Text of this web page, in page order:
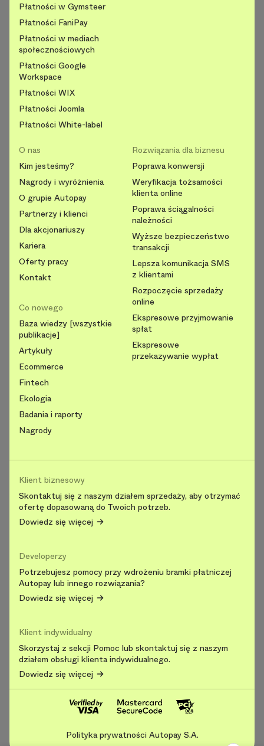
Płatności w Gymsteer
Płatności FaniPay
Płatności w mediach
społecznościowych
Płatności Google
Workspace
Płatności WIX
Płatności Joomla
Płatności White-label
O nas
Kim jesteśmy?
Nagrody i wyróżnienia
O grupie Autopay
Partnerzy i klienci
Dla akcjonariuszy
Kariera
Oferty pracy
Kontakt
Co nowego
Baza wiedzy [wszystkie
publikacje]
Artykuły
Ecommerce
Fintech
Ekologia
Badania i raporty
Nagrody
Rozwiązania dla biznesu
Poprawa konwersji
Weryfikacja tożsamości
klienta online
Poprawa ściągalności
należności
Wyższe bezpieczeństwo
transakcji
Lepsza komunikacja SMS
z klientami
Rozpoczęcie sprzedaży
online
Ekspresowe przyjmowanie
spłat
Ekspresowe
przekazywanie wypłat
Klient biznesowy
Skontaktuj się z naszym działem sprzedaży, aby otrzymać
ofertę dopasowaną do Twoich potrzeb.
Dowiedz się więcej
Developerzy
Potrzebujesz pomocy przy wdrożeniu bramki płatniczej
Autopay lub innego rozwiązania?
Dowiedz się więcej
Klient indywidualny
Skorzystaj z sekcji Pomoc lub skontaktuj się z naszym
działem obsługi klienta indywidualnego.
Dowiedz się więcej
Polityka prywatności Autopay S.A.